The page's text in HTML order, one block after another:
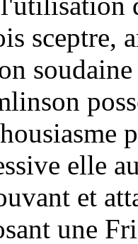
sceptre,
soudaine
elle
et
une